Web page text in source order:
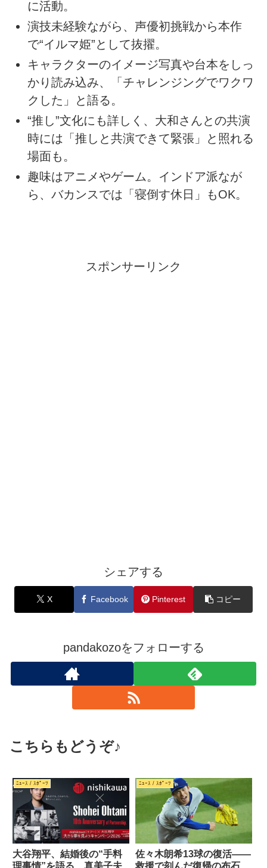
に活動。
演技未経験ながら、声優初挑戦から本作
で“イルマ姫”として抜擢。
キャラクターのイメージ写真や台本をしっ
かり読み込み、「チャレンジングでワクワ
クした」と語る。
“推し”文化にも詳しく、大和さんとの共演
時には「推しと共演できて緊張」と照れる
場面も。
趣味はアニメやゲーム。インドア派なが
ら、バカンスでは「寝倒す休日」もOK。
スポンサーリンク
シェアする
X Facebook Pinterest コピー
pandakozoをフォローする
こちらもどうぞ♪
ﾆｭｰｽ / ｽﾎﾟｰﾂ
大谷翔平、結婚後の“手料
理事情”を語る 真美子夫
ﾆｭｰｽ / ｽﾎﾟｰﾂ
佐々木朗希13球の復活――
救援で刻んだ復帰の布石、